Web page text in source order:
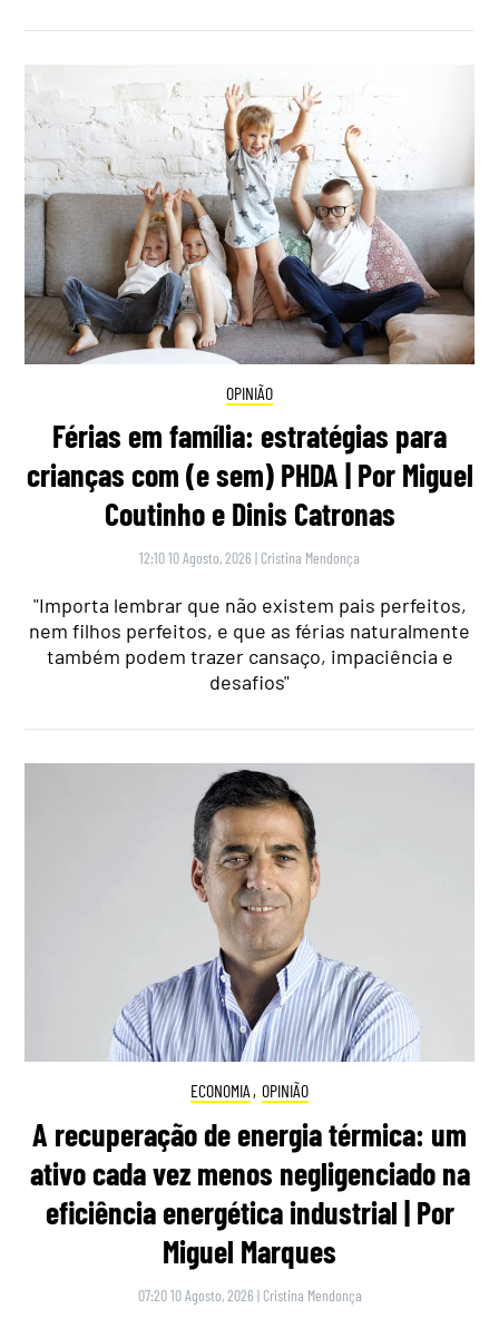
OPINIÃO
Férias em família: estratégias para
crianças com (e sem) PHDA | Por Miguel
Coutinho e Dinis Catronas
12:10 10 Agosto, 2026 | Cristina Mendonça
"Importa lembrar que não existem pais perfeitos,
nem filhos perfeitos, e que as férias naturalmente
também podem trazer cansaço, impaciência e
desafios"
ECONOMIA , OPINIÃO
A recuperação de energia térmica: um
ativo cada vez menos negligenciado na
eficiência energética industrial | Por
Miguel Marques
07:20 10 Agosto, 2026 | Cristina Mendonça